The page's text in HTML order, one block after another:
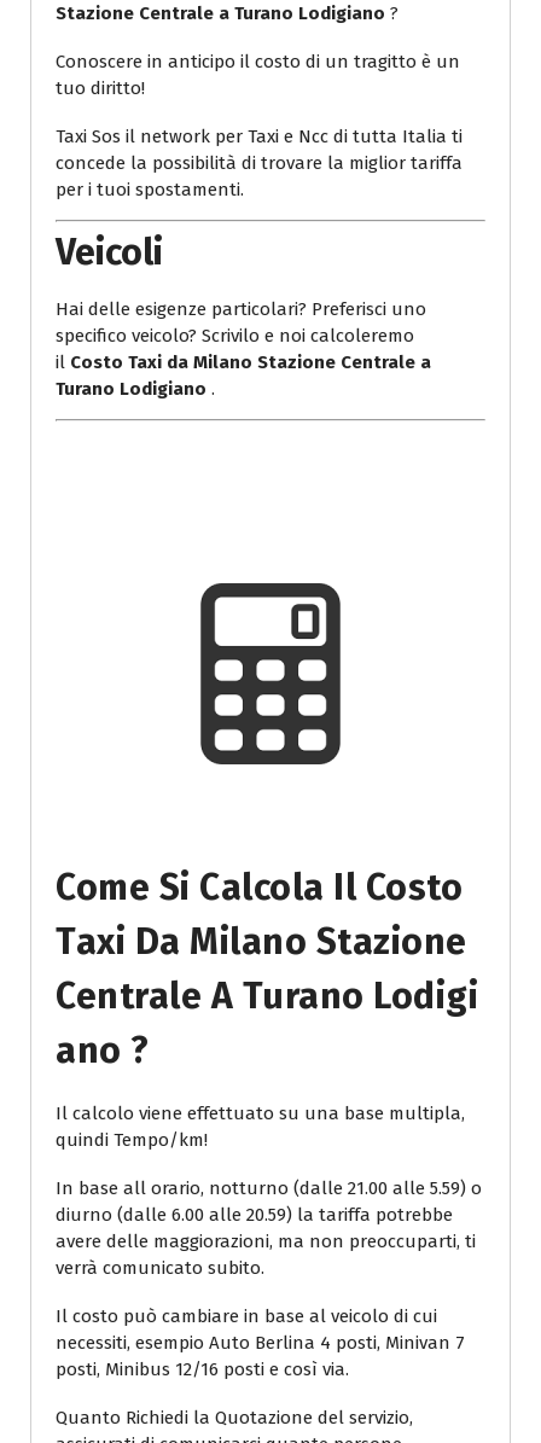
Stazione Centrale a Turano Lodigiano ?
Conoscere in anticipo il costo di un tragitto è un
tuo diritto!
Taxi Sos il network per Taxi e Ncc di tutta Italia ti
concede la possibilità di trovare la miglior tariffa
per i tuoi spostamenti.
Veicoli
Hai delle esigenze particolari? Preferisci uno
specifico veicolo? Scrivilo e noi calcoleremo
il Costo Taxi da Milano Stazione Centrale a
Turano Lodigiano .
Come Si Calcola Il Costo
Taxi Da Milano Stazione
Centrale A Turano Lodigi
Ano ?
Il calcolo viene effettuato su una base multipla,
quindi Tempo/km!
In base all orario, notturno (dalle 21.00 alle 5.59) o
diurno (dalle 6.00 alle 20.59) la tariffa potrebbe
avere delle maggiorazioni, ma non preoccuparti, ti
verrà comunicato subito.
Il costo può cambiare in base al veicolo di cui
necessiti, esempio Auto Berlina 4 posti, Minivan 7
posti, Minibus 12/16 posti e così via.
Quanto Richiedi la Quotazione del servizio,